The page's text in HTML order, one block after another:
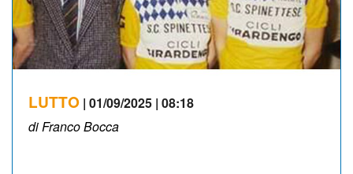
LUTTO | 01/09/2025 | 08:18
di Franco Bocca